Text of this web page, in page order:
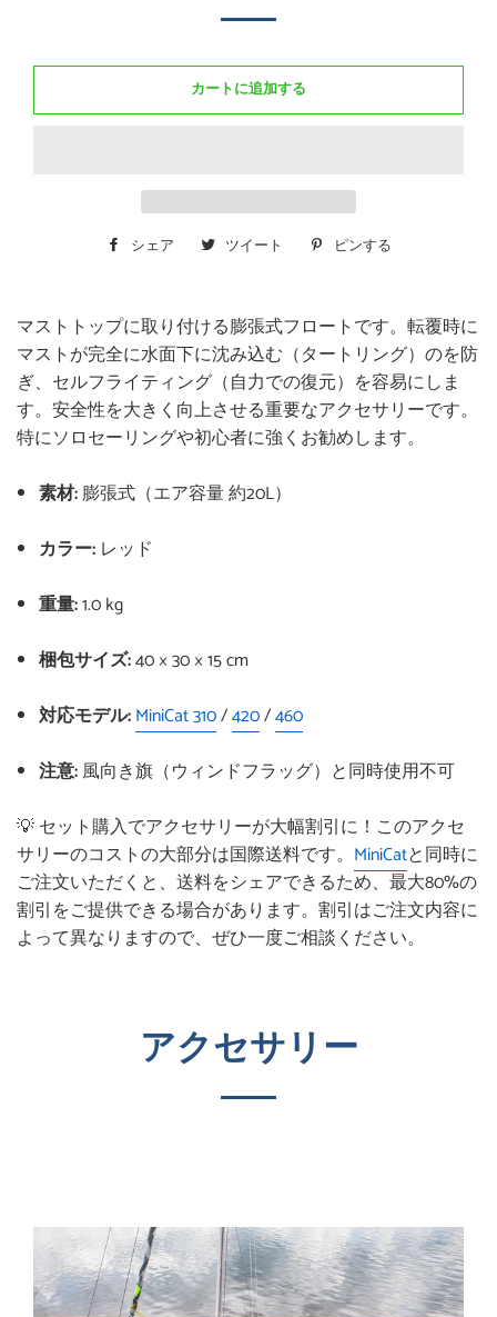
カートに追加する
シェア
Facebook
シ
ェ
ア
す
る
ツイート
Twitter
稿
す
る
ピンする
ピ
ン
す
る
マストトップに取り付ける膨張式フロートです。転覆時に
マストが完全に水面下に沈み込む（タートリング）のを防
ぎ、セルフライティング（自力での復元）を容易にしま
す。安全性を大きく向上させる重要なアクセサリーです。
特にソロセーリングや初心者に強くお勧めします。
素材:膨張式（エア容量 約20L）
カラー: レッド
重量:1.0 kg
梱包サイズ:40 × 30 × 15 cm
対応モデル:MiniCat 310/420/460
注意:風向き旗（ウィンドフラッグ）と同時使用不可
💡 セット購入でアクセサリーが大幅割引に！このアクセ
サリーのコストの大部分は国際送料です。 MiniCatと同時に
ご注文いただくと、送料をシェアできるため、最大80%の
割引をご提供できる場合があります。割引はご注文内容に
よって異なりますので、ぜひ一度ご相談ください。
アクセサリー